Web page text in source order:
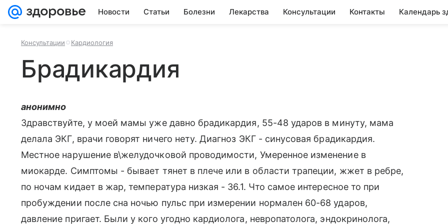
Новости Статьи Болезни Лекарства Консультации Контакты Календарь
Консультации Кардиология
Брадикардия
анонимно
Здравствуйте, у моей мамы уже давно брадикардия, 55-48 ударов в минуту, мама
делала ЭКГ, врачи говорят ничего нету. Диагноз ЭКГ - синусовая брадикардия.
Местное нарушение в\желудочковой проводимости, Умеренное изменение в
миокарде. Симптомы - бывает тянет в плече или в области трапеции, жжет в ребре,
по ночам кидает в жар, температура низкая - 36.1. Что самое интересное то при
пробуждении после сна ночью пульс при измерении нормален 60-68 ударов,
давление пригает. Были у кого угодно кардиолога, невропатолога, эндокринолога,